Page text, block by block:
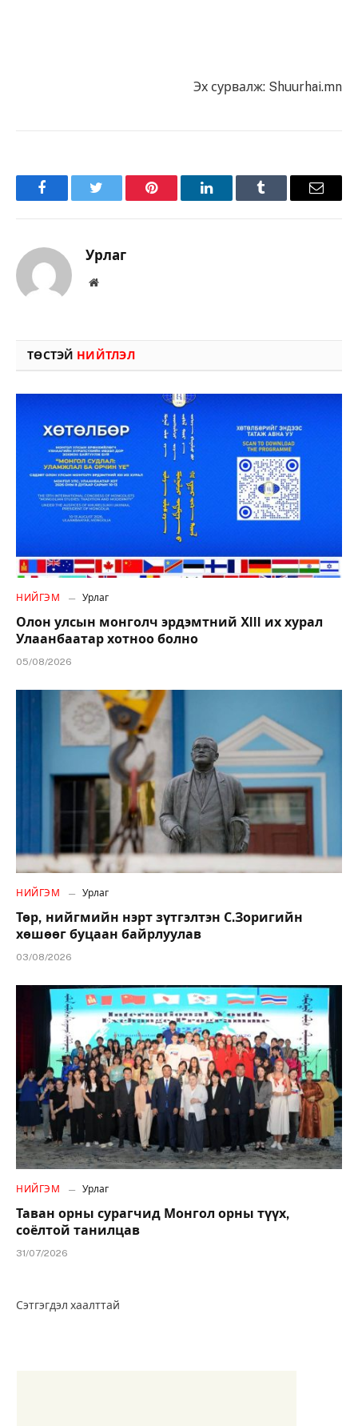
Эх сурвалж: Shuurhai.mn
FacebookTwitter Pinterest LinkedInTumblr Имэйл
Урлаг
Вэбсайт
ТӨСТЭЙ НИЙТЛЭЛ
НИЙГЭМ Урлаг
Олон улсын монголч эрдэмтний XIII их хурал
Улаанбаатар хотноо болно
05/08/2026
НИЙГЭМ Урлаг
Төр, нийгмийн нэрт зүтгэлтэн С.Зоригийн
хөшөөг буцаан байрлуулав
03/08/2026
НИЙГЭМ Урлаг
Таван орны сурагчид Монгол орны түүх,
соёлтой танилцав
31/07/2026
Сэтгэгдэл хаалттай